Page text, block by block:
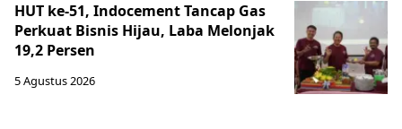
HUT ke-51, Indocement Tancap Gas
Perkuat Bisnis Hijau, Laba Melonjak
19,2 Persen
5 Agustus 2026